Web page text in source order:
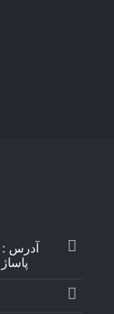
آدرس :